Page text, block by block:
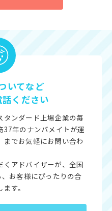
いてなど
ください
ンダード上場企業の毎
37年のナンバメイトが運
でお気軽にお問い合わ
アドバイザーが、全国
お客様にぴったりの合
す。